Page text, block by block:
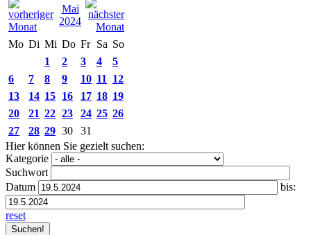
Mai
2024
Mo Di Mi Do Fr Sa So
1
2 3 4
5
6
7 8 9 10 11
12
13
14 15 16 17 18 19
20
21 22 23 24 25 26
27
28 29 30
31
Hier können Sie gezielt suchen:
Kategorie
Suchwort
Datum
bis:
reset